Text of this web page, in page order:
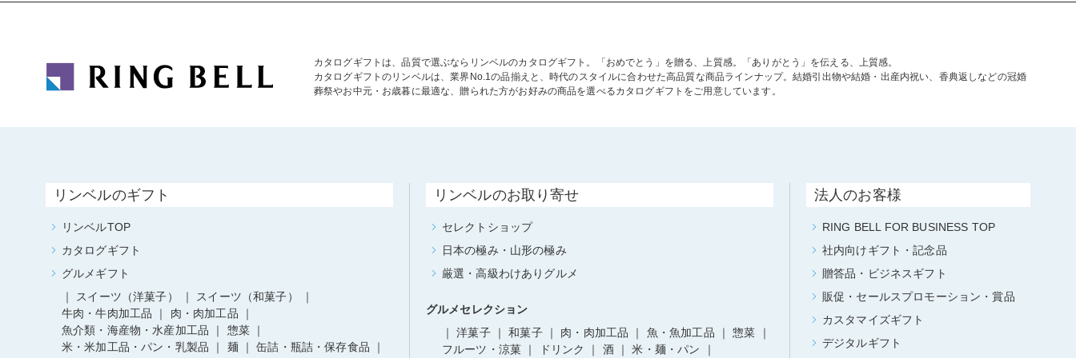
カタログギフトは、品質で選ぶならリンベルのカタログギフト。「おめでとう」を贈る、上質感。「ありがとう」を伝える、上質感。
カタログギフトのリンベルは、業界No.1の品揃えと、時代のスタイルに合わせた高品質な商品ラインナップ。結婚引出物や結婚・出産内祝い、香典返しなどの冠婚
葬祭やお中元・お歳暮に最適な、贈られた方がお好みの商品を選べるカタログギフトをご用意しています。
リンベルのギフト
リンベルTOP
カタログギフト
グルメギフト
スイーツ（洋菓子）
スイーツ（和菓子）
牛肉・牛肉加工品
肉・肉加工品
魚介類・海産物・水産加工品
惣菜
米・米加工品・パン・乳製品
麺
缶詰・瓶詰・保存食品
リンベルのお取り寄せ
セレクトショップ
日本の極み・山形の極み
厳選・高級わけありグルメ
グルメセレクション
洋菓子
和菓子 肉・肉加工品 魚・魚加工品
惣菜
フルーツ・涼菓
ドリンク 酒 米・麺・パン
法人のお客様
RING BELL FOR BUSINESS TOP
社内向けギフト・記念品
贈答品・ビジネスギフト
販促・セールスプロモーション・賞品
カスタマイズギフト
デジタルギフト